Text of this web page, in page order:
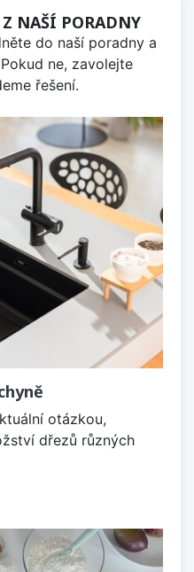
NAŠÍ PORADNY
do naší poradny a
ne, zavolejte
řešení.
otázkou,
dřezů různých